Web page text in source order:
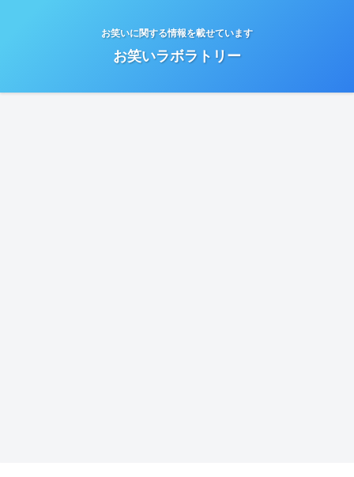
お笑いに関する情報を載せています
お笑いラボラトリー